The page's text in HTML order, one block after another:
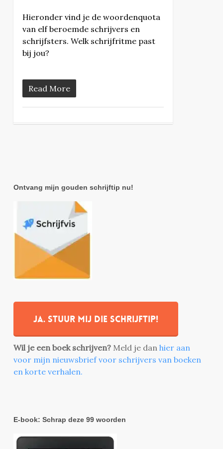
Hieronder vind je de woordenquota
van elf beroemde schrijvers en
schrijfsters. Welk schrijfritme past
bij jou?
Read More
Ontvang mijn gouden schrijftip nu!
Ja. stuur mij die schrijftip!
Wil je een boek schrijven? Meld je dan hier aan
voor mijn nieuwsbrief voor schrijvers van boeken
en korte verhalen.
E-book: Schrap deze 99 woorden